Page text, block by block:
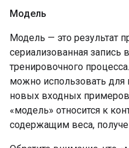
Модель
Модель — это результат
сериализованная запись
тренировочного
можно использовать для
новых входных
«модель» относится к
содержащим веса,